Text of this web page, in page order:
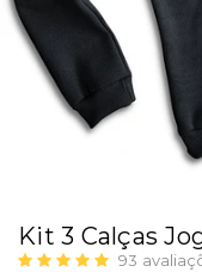
Kit 3 Calças
93